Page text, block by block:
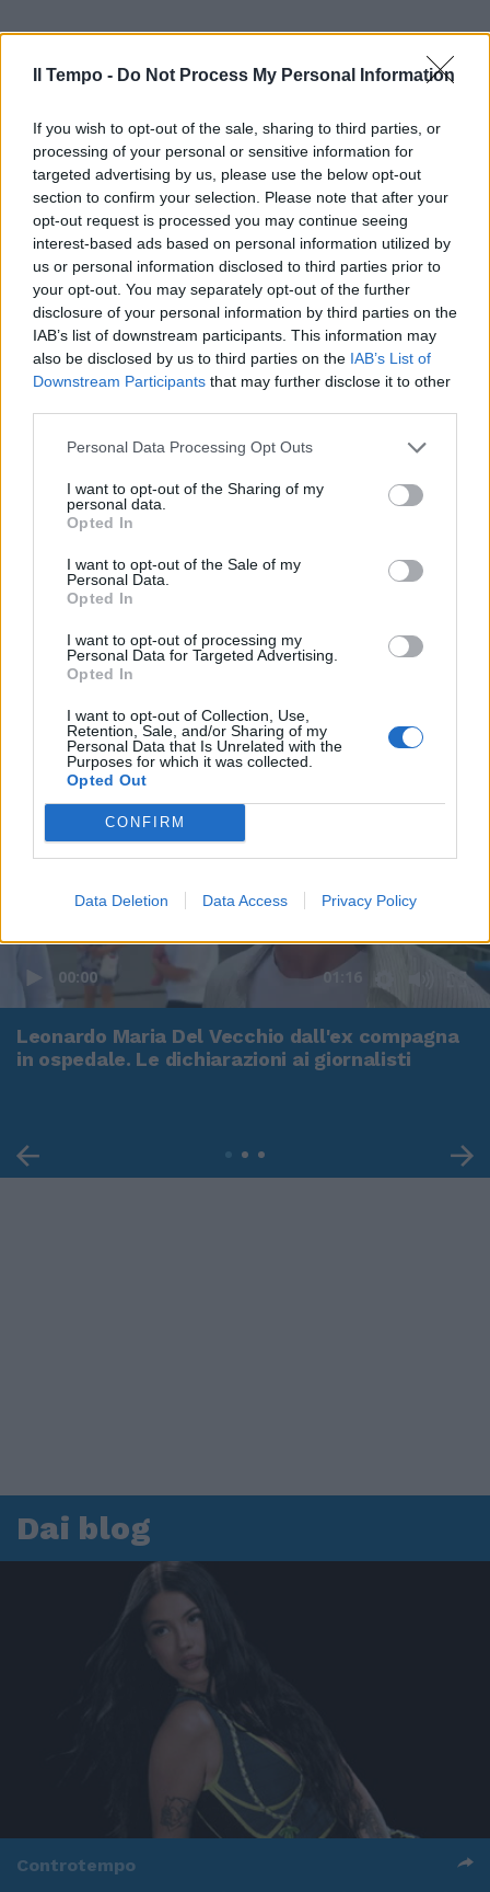
Il Tempo - Do Not Process My Personal Information
If you wish to opt-out of the sale, sharing to third parties, or
processing of your personal or sensitive information for
targeted advertising by us, please use the below opt-out
section to confirm your selection. Please note that after your
opt-out request is processed you may continue seeing
interest-based ads based on personal information utilized by
us or personal information disclosed to third parties prior to
your opt-out. You may separately opt-out of the further
disclosure of your personal information by third parties on the
IAB’s list of downstream participants. This information may
also be disclosed by us to third parties on the IAB’s List of
Downstream Participants that may further disclose it to other
Personal Data Processing Opt Outs
I want to opt-out of the Sharing of my
personal data.
Opted In
I want to opt-out of the Sale of my
Personal Data.
Opted In
I want to opt-out of processing my
Personal Data for Targeted Advertising.
Opted In
I want to opt-out of Collection, Use,
Retention, Sale, and/or Sharing of my
Personal Data that Is Unrelated with the
Purposes for which it was collected.
Opted Out
CONFIRM
Data Deletion Data Access Privacy Policy
00:00 01:16
Leonardo Maria Del Vecchio dall'ex compagna
in ospedale. Le dichiarazioni ai giornalisti
Dai blog
Controtempo